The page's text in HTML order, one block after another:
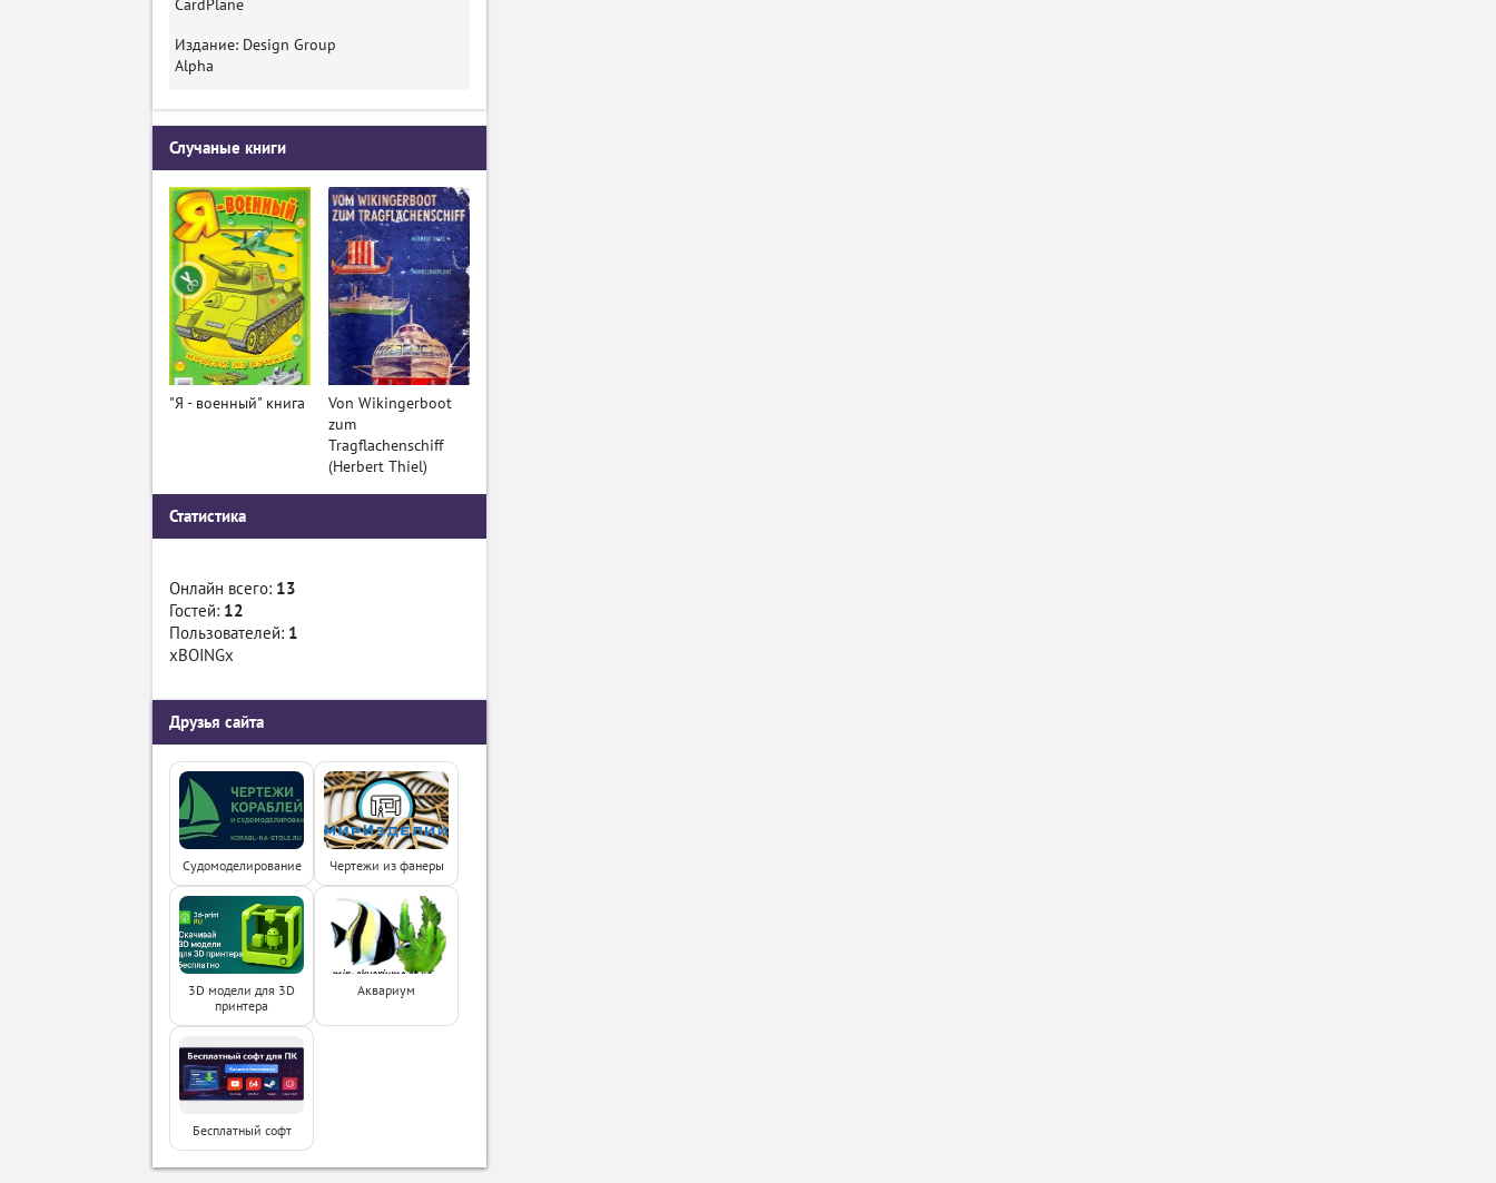
CardPlane
Издание: Design Group
Alpha
Случаные книги
"Я - военный" книга
Von Wikingerboot
zum
Tragflachenschiff
(Herbert Thiel)
Статистика
Онлайн всего: 13
Гостей: 12
Пользователей: 1
xBOINGx
Друзья сайта
Судомоделирование Чертежи из фанеры
3D модели для 3D
принтера
Аквариум
Бесплатный софт